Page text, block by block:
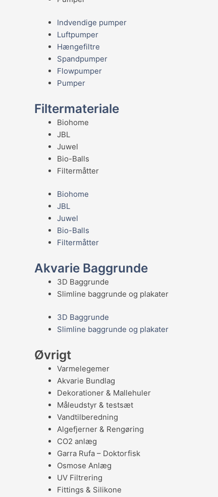
Indvendige pumper
Luftpumper
Hængefiltre
Spandpumper
Flowpumper
Pumper
Filtermateriale
Biohome
JBL
Juwel
Bio-Balls
Filtermåtter
Biohome
JBL
Juwel
Bio-Balls
Filtermåtter
Akvarie Baggrunde
3D Baggrunde
Slimline baggrunde og plakater
3D Baggrunde
Slimline baggrunde og plakater
Øvrigt
Varmelegemer
Akvarie Bundlag
Dekorationer & Mallehuler
Måleudstyr & testsæt
Vandtilberedning
Algefjerner & Rengøring
CO2 anlæg
Garra Rufa – Doktorfisk
Osmose Anlæg
UV Filtrering
Fittings & Silikone